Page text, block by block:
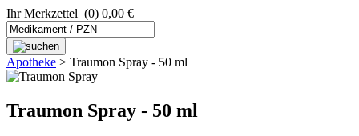
Ihr Merkzettel (0) 0,00 €
Apotheke > Traumon Spray - 50 ml
Traumon Spray - 50 ml